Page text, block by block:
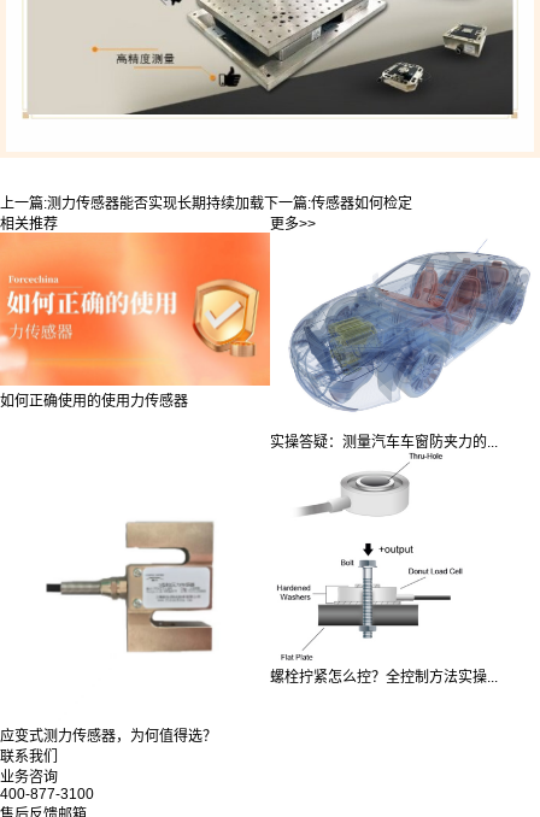
上一篇:测力传感器能否实现长期持续加载 下一篇:传感器如何检定
相关推荐
更多>>
如何正确使用的使用力传感器
实操答疑：测量汽车车窗防夹力的...
应变式测力传感器，为何值得选？
螺栓拧紧怎么控？全控制方法实操...
联系我们
业务咨询
400-877-3100